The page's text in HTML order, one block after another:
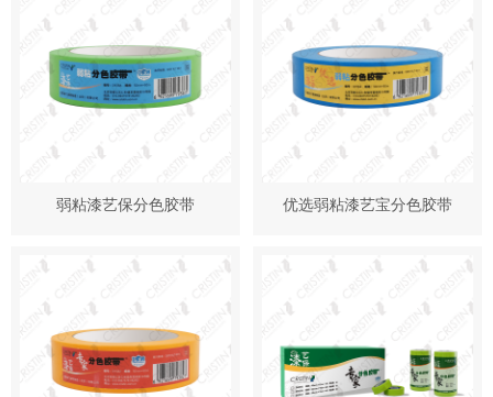
弱粘漆艺保分色胶带 优选弱粘漆艺宝分色胶带